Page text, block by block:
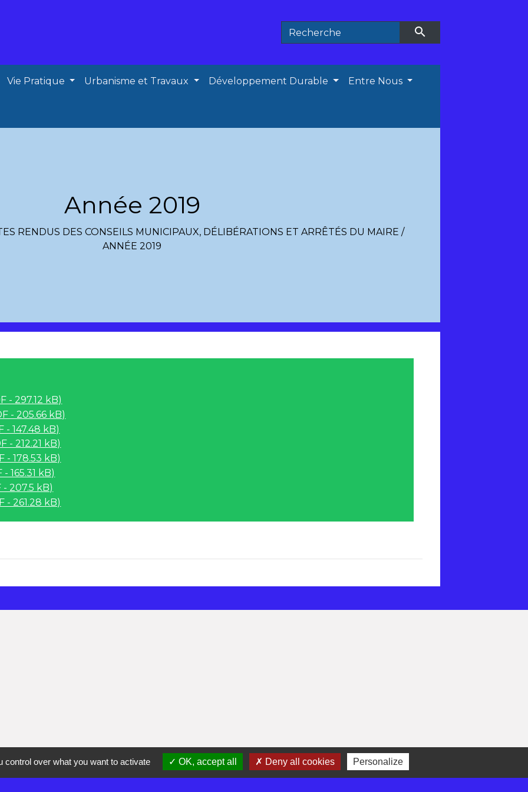
search
Vie Pratique Urbanisme et Travaux Développement Durable Entre Nous
Année 2019
RENDUS DES CONSEILS MUNICIPAUX, DÉLIBÉRATIONS ET ARRÊTÉS DU MAIRE /
ANNÉE 2019
- 297.12 kB)
- 205.66 kB)
- 147.48 kB)
- 212.21 kB)
- 178.53 kB)
165.31 kB)
- 207.5 kB)
- 261.28 kB)
de confidentialité - Accessibilité - Plan du site - Gestion des cookies
over what you want to activate OK, accept all Deny all cookies Personalize